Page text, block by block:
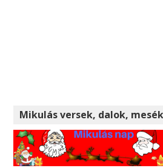
Mikulás versek, dalok,